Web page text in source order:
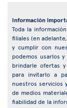
Información
Toda la
filiales (en
y cumplir con
podemos usarlos
brindarle ofertas y
para invitarlo a
nuestros servicios
de medios
fiabilidad de la